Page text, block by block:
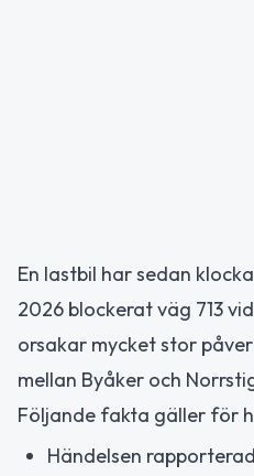
En lastbil har sedan
2026 blockerat väg 713
orsakar mycket stor
mellan Byåker och
Följande fakta gäller för
Händelsen